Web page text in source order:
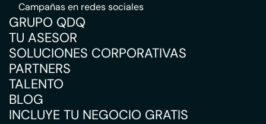
Campañas en redes sociales
GRUPO QDQ
TU ASESOR
SOLUCIONES CORPORATIVAS
PARTNERS
TALENTO
BLOG
INCLUYE TU NEGOCIO GRATIS